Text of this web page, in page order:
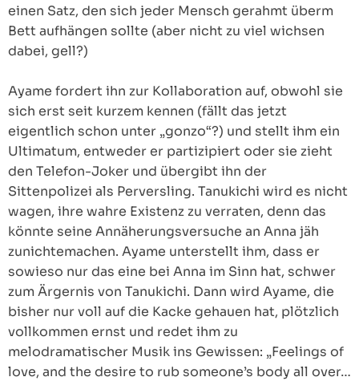
einen Satz, den sich jeder Mensch gerahmt überm
Bett aufhängen sollte (aber nicht zu viel wichsen
dabei, gell?)
Ayame fordert ihn zur Kollaboration auf, obwohl sie
sich erst seit kurzem kennen (fällt das jetzt
eigentlich schon unter „gonzo“?) und stellt ihm ein
Ultimatum, entweder er partizipiert oder sie zieht
den Telefon-Joker und übergibt ihn der
Sittenpolizei als Perversling. Tanukichi wird es nicht
wagen, ihre wahre Existenz zu verraten, denn das
könnte seine Annäherungsversuche an Anna jäh
zunichtemachen. Ayame unterstellt ihm, dass er
sowieso nur das eine bei Anna im Sinn hat, schwer
zum Ärgernis von Tanukichi. Dann wird Ayame, die
bisher nur voll auf die Kacke gehauen hat, plötzlich
vollkommen ernst und redet ihm zu
melodramatischer Musik ins Gewissen: „Feelings of
love, and the desire to rub someone’s body all over…